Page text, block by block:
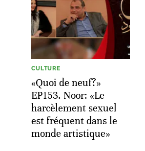
CULTURE
«Quoi de neuf?»
EP153. Noor: «Le
harcèlement sexuel
est fréquent dans le
monde artistique»